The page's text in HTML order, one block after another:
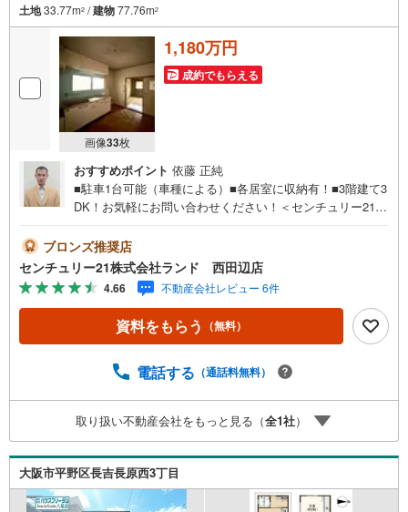
土地33.77m2 /建物77.76m2
画像33枚
1,180万円
成約でもらえる
おすすめポイント 依藤 正純
■駐車1台可能（車種による）■各居室に収納有！■3階建て3
DK！お気軽にお問い合わせください！＜センチュリー21ラ
は・・・ お客様のニーズに寄り添い、大切なお住まいの
ご購入に最後まで伴走いたします！●リフォームのご相談も
承っております。●購入・売却・ローンのご相談・・・なん
でもお気軽にご相談くださいませ！〇大阪メトロ御堂筋線
「西田辺」駅より徒歩1分！〇営業時間:10:00～20:00（火
曜日・水曜日定休日※祝日は営業）事前にご連絡いただけま
ります！
ブロンズ推奨店
センチュリー21株式会社ランド 西田辺店
4.66 不動産会社レビュー 6件
資料をもらう （無料）
電話する （通話料無料）
取り扱い不動産会社をもっと見る（全1社）
大阪市平野区長吉長原西3丁目